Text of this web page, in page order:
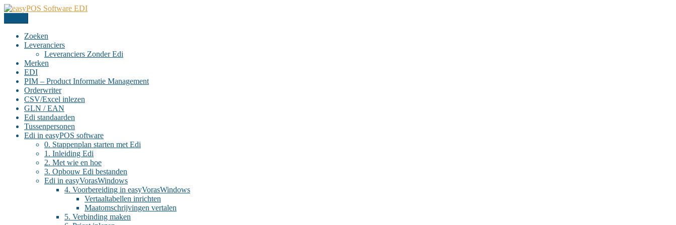
Ga
de
inhoud
easyPOS Software EDI
alles over edi
Zoeken
Leveranciers
Leveranciers Zonder Edi
Merken
EDI
PIM – Product Informatie Management
Orderwriter
CSV/Excel inlezen
GLN / EAN
Edi standaarden
Tussenpersonen
Edi in easyPOS software
0. Stappenplan starten met Edi
1. Inleiding Edi
2. Met wie en hoe
3. Opbouw Edi bestanden
Edi in easyVorasWindows
4. Voorbereiding in easyVorasWindows
Vertaaltabellen inrichten
Maatomschrijvingen vertalen
5. Verbinding maken